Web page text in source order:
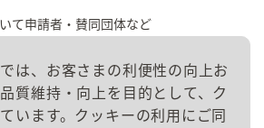
は、お客さまの利便性の向上お
質維持・向上を目的として、ク
います。クッキーの利用にご同
て申請者・賛同団体など
お問い合わせ